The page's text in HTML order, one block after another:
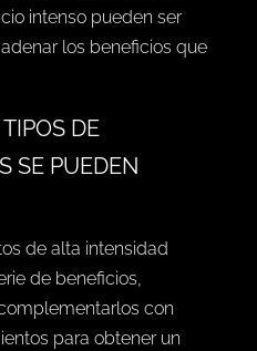
intenso pueden ser
los beneficios que
DE
SE PUEDEN
de alta intensidad
de beneficios,
con
para obtener un